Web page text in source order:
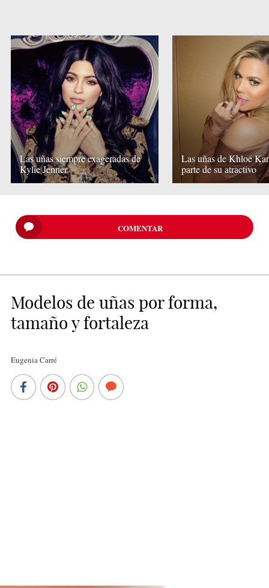
Las uñas siempre exageradas de
Kylie Jenner
Las uñas de Khloé
parte de su atractivo
COMENTAR
Modelos de uñas por forma,
tamaño y fortaleza
Eugenia Carré